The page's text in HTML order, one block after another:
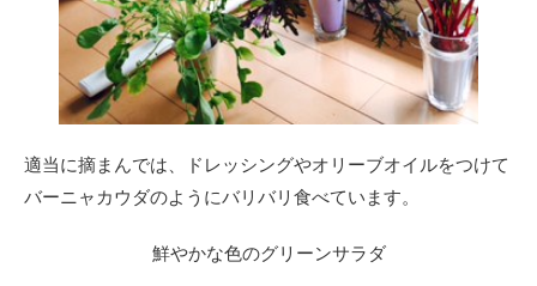
適当に摘まんでは、ドレッシングやオリーブオイルをつけて
バーニャカウダのようにバリバリ食べています。
鮮やかな色のグリーンサラダ